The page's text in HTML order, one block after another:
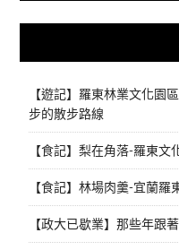
【遊記】羅東林業文化園
步的散步路線
【食記】梨在角落-羅東
【食記】林場肉羹-宜蘭羅
【政大已歇業】那些年跟